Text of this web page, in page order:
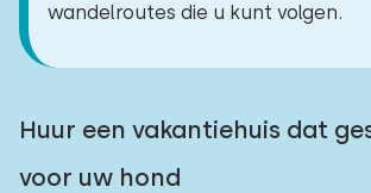
wandelroutes die u kunt volgen.
Huur een vakantiehuis dat
voor uw hond